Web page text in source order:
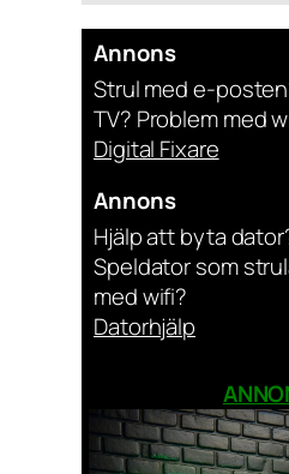
Annons
Strul med e-
TV? Problem med
Digital Fixare
Annons
Hjälp att byta
Speldator som
med wifi?
Datorhjälp